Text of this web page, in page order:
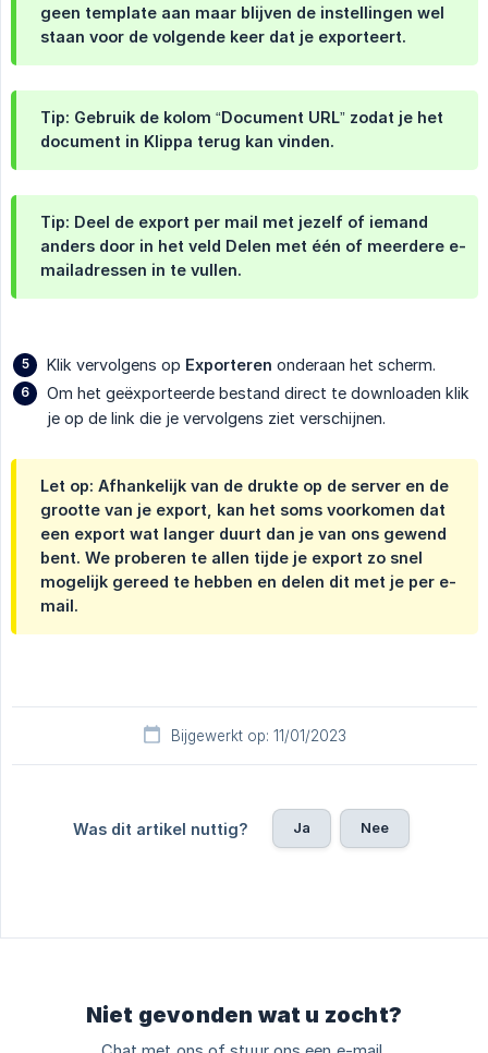
geen template aan maar blijven de instellingen wel
staan voor de volgende keer dat je exporteert.
Tip: Gebruik de kolom “Document URL” zodat je het
document in Klippa terug kan vinden.
Tip: Deel de export per mail met jezelf of iemand
anders door in het veld Delen met één of meerdere e-
mailadressen in te vullen.
Klik vervolgens op Exporteren onderaan het scherm.
Om het geëxporteerde bestand direct te downloaden klik
je op de link die je vervolgens ziet verschijnen.
Let op: Afhankelijk van de drukte op de server en de
grootte van je export, kan het soms voorkomen dat
een export wat langer duurt dan je van ons gewend
bent. We proberen te allen tijde je export zo snel
mogelijk gereed te hebben en delen dit met je per e-
mail.
Bijgewerkt op: 11/01/2023
Was dit artikel nuttig? Ja Nee
Niet gevonden wat u zocht?